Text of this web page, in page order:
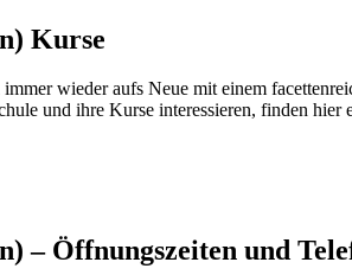
Kurse
wieder aufs Neue mit einem
und ihre Kurse interessieren, finden
– Öffnungszeiten und